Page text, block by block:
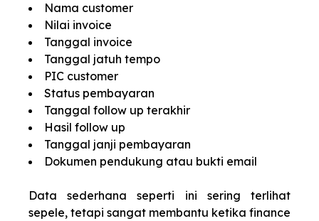
Nama customer
Nilai invoice
Tanggal invoice
Tanggal jatuh tempo
PIC customer
Status pembayaran
Tanggal follow up terakhir
Hasil follow up
Tanggal janji pembayaran
Dokumen pendukung atau bukti email
Data sederhana seperti ini sering terlihat
sepele, tetapi sangat membantu ketika finance